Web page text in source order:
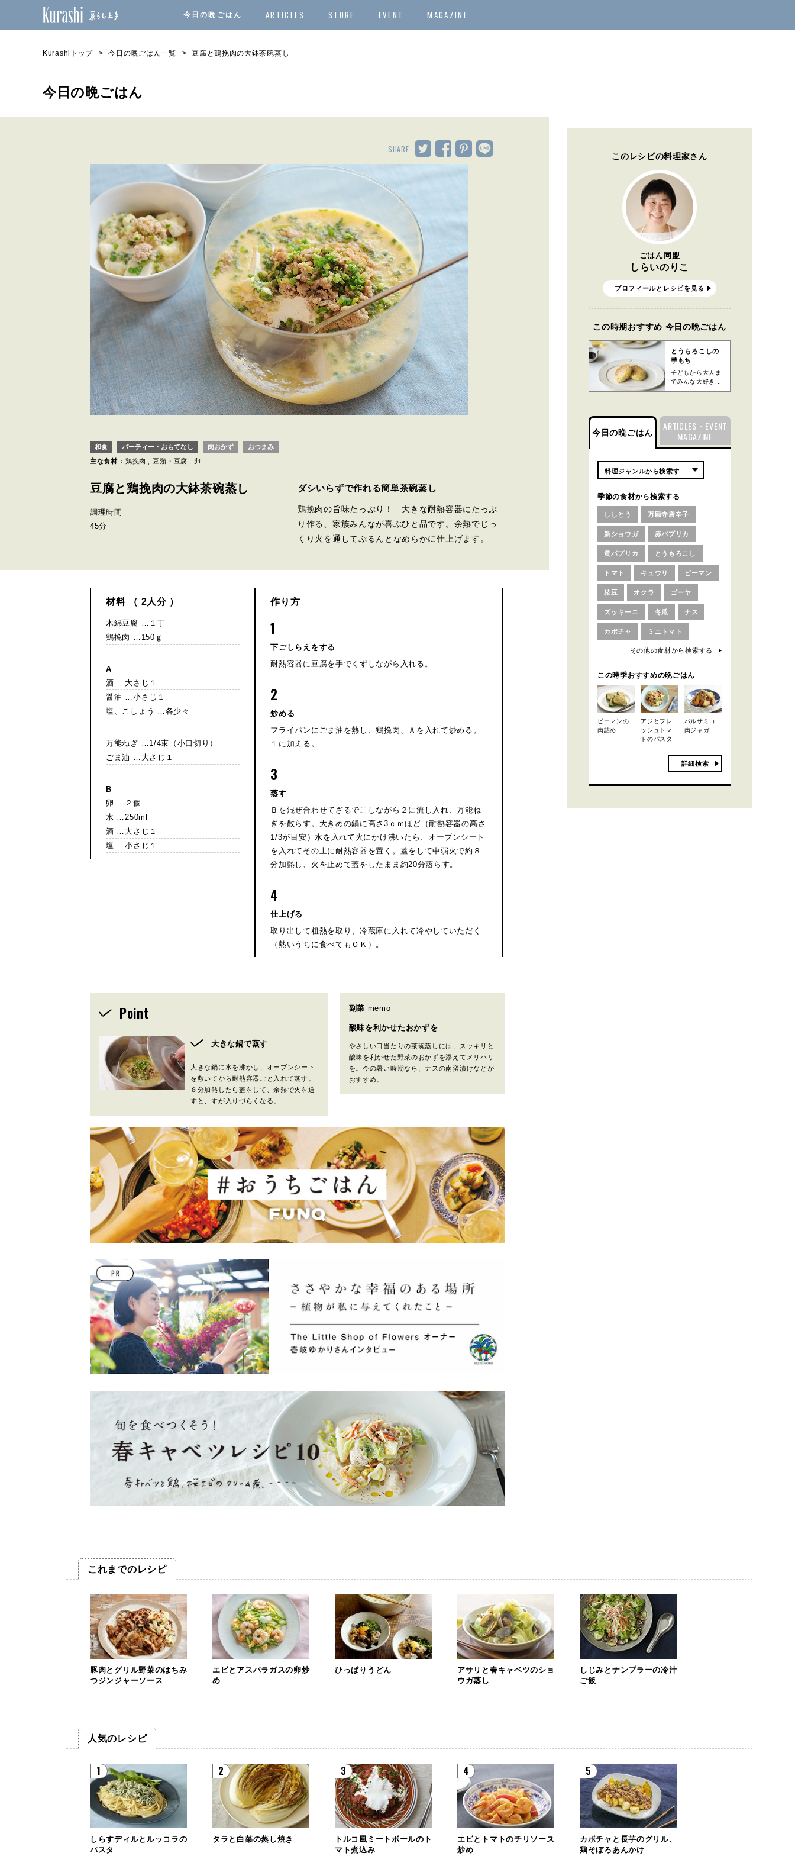
今日の晩ごはん ARTICLES STORE EVENT MAGAZINE
Kurashiトップ 今日の晩ごはん一覧 豆腐と鶏挽肉の大鉢茶碗蒸し
今日の晩ごはん
SHARE
和食 パーティー・おもてなし 肉おかず
おつまみ
主な食材 : 鶏挽肉 豆類・豆腐 卵
豆腐と鶏挽肉の大鉢茶碗蒸し
調理時間
45分
ダシいらずで作れる簡単茶碗蒸し
鶏挽肉の旨味たっぷり！ 大きな耐熱容器にたっぷ
り作る、家族みんなが喜ぶひと品です。余熱でじっ
くり火を通してぷるんとなめらかに仕上げます。
材料 （ 2人分 ）
木綿豆腐 …１丁
鶏挽肉 …150ｇ
A
酒 …大さじ１
醤油 …小さじ１
塩、こしょう …各少々
万能ねぎ …1/4束（小口切り）
ごま油 …大さじ１
B
卵 …２個
水 …250ml
酒 …大さじ１
塩 …小さじ１
作り方
1
下ごしらえをする
耐熱容器に豆腐を手でくずしながら入れる。
2
炒める
フライパンにごま油を熱し、鶏挽肉、Ａを入れて炒める。
１に加える。
3
蒸す
Ｂを混ぜ合わせてざるでこしながら２に流し入れ、万能ね
ぎを散らす。大きめの鍋に高さ3ｃｍほど（耐熱容器の高さ
1/3が目安）水を入れて火にかけ沸いたら、オーブンシート
を入れてその上に耐熱容器を置く。蓋をして中弱火で約８
分加熱し、火を止めて蓋をしたまま約20分蒸らす。
4
仕上げる
取り出して粗熱を取り、冷蔵庫に入れて冷やしていただく
（熱いうちに食べてもＯＫ）。
Point
大きな鍋で蒸す
大きな鍋に水を沸かし、オーブンシート
を敷いてから耐熱容器ごと入れて蒸す。
８分加熱したら蓋をして、余熱で火を通
すと、すが入りづらくなる。
副菜 memo
酸味を利かせたおかずを
やさしい口当たりの茶碗蒸しには、スッキリと
酸味を利かせた野菜のおかずを添えてメリハリ
を。今の暑い時期なら、ナスの南蛮漬けなどが
おすすめ。
このレシピの料理家さん
ごはん同盟
しらいのりこ
プロフィールとレシピを見る
この時期おすすめ 今日の晩ごはん
とうもろこしの
芋もち
子どもから大人ま
でみんな大好き...
今日の晩ごはん
ARTICLES・EVENT
MAGAZINE
季節の食材から検索する
ししとう 万願寺唐辛子
新ショウガ 赤パプリカ
黄パプリカ とうもろこし
トマト キュウリ ピーマン
枝豆 オクラ ゴーヤ
ズッキーニ 冬瓜 ナス
カボチャ ミニトマト
その他の食材から検索する
この時季おすすめの晩ごはん
ピーマンの
肉詰め
アジとフレ
ッシュトマ
トのパスタ
バルサミコ
肉ジャガ
詳細検索
これまでのレシピ
豚肉とグリル野菜のはちみ
つジンジャーソース
エビとアスパラガスの卵炒
め
ひっぱりうどん
アサリと春キャベツのショ
ウガ蒸し
しじみとナンプラーの冷汁
ご飯
人気のレシピ
1
しらすディルとルッコラの
パスタ
2
タラと白菜の蒸し焼き
3
トルコ風ミートボールのト
マト煮込み
4
エビとトマトのチリソース
炒め
5
カボチャと長芋のグリル、
鶏そぼろあんかけ